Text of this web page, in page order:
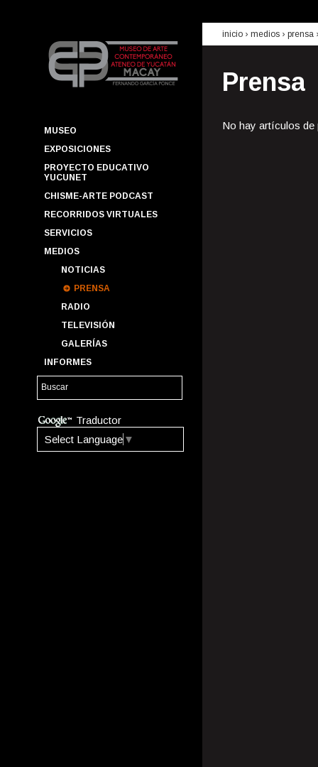
MUSEO
EXPOSICIONES
PROYECTO EDUCATIVO
YUCUNET
CHISME-ARTE PODCAST
RECORRIDOS VIRTUALES
SERVICIOS
MEDIOS
NOTICIAS
PRENSA
RADIO
TELEVISIÓN
GALERÍAS
INFORMES
Traductor
Select Language ▼
inicio › medios › prensa
Prensa
No hay artículos de